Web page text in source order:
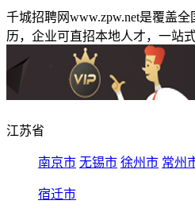
千城招聘网www.zpw.net是覆盖
历，企业可直招本地人才，一站
江苏省
南京市 无锡市 徐州市 常州
宿迁市